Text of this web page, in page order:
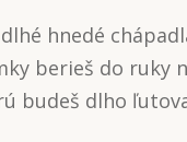
hnedé
berieš do ruky
budeš dlho